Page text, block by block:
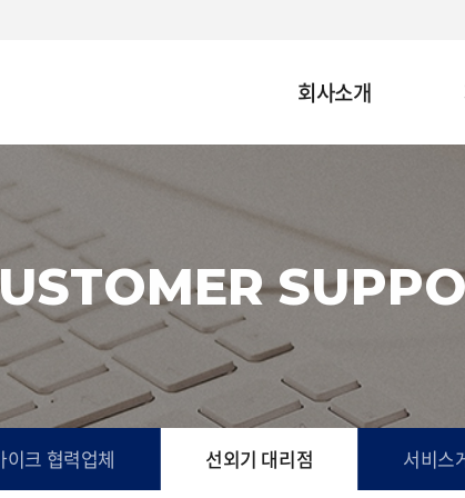
회사소개
이크 협력업체 선외기 대리점 서비스